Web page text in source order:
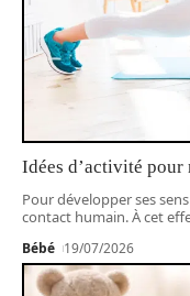
Idées d’activité pour
Pour développer ses
contact humain. À cet
Bébé 19/07/2026